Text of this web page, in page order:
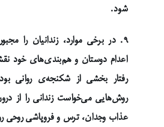
شود.
۹. در برخی موارد، زندانیان را
اعدام دوستان و هم‌بندی‌های خود
رفتار بخشی از شکنجه‌ی روانی
روش‌هایی می‌خواست زندانی را از
عذاب وجدان، ترس و فروپاشی روحی